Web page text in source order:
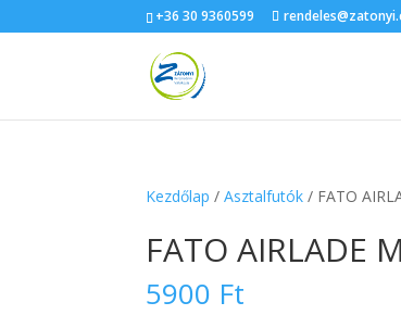
+36 30 9360599
Kezdőlap /Asztalfutók / FATO
FATO AIRLADE
5900 Ft